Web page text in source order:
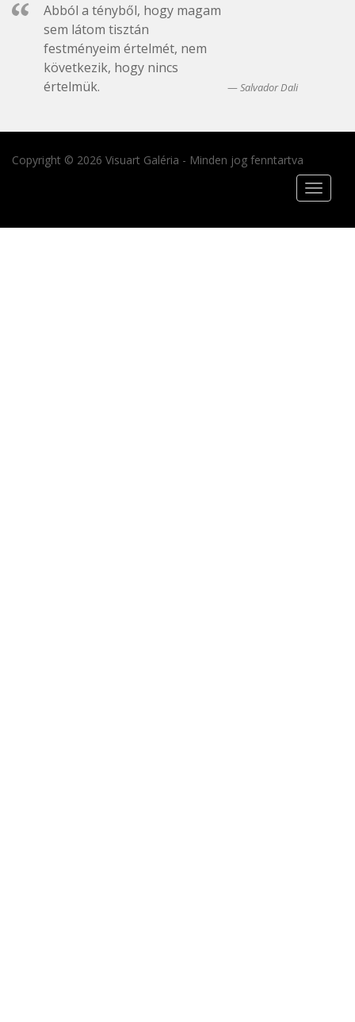
Abból a tényből, hogy magam
sem látom tisztán
festményeim értelmét, nem
következik, hogy nincs
értelmük.
Salvador Dali
Copyright © 2026 Visuart Galéria - Minden jog fenntartva
Toggle